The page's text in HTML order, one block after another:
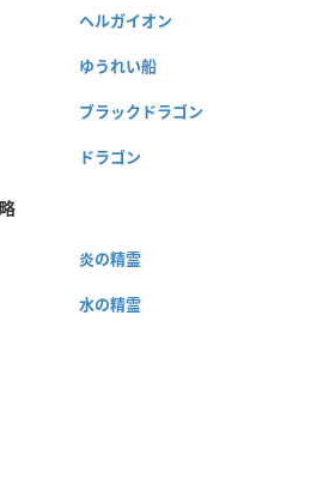
ヘルガイオン
ゆうれい船
ブラックドラゴン
ドラゴン
炎の精霊
水の精霊